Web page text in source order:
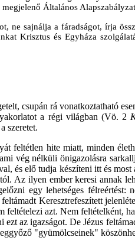
Általános
ne sajnálja a fáradságot, írja
Krisztus és Egyháza
csupán rá vonatkoztatható
a régi világban (Vö. 2
szeretet.
feltétlen hite miatt, minden
vég nélküli önigazolásra
és elő tudja készíteni itt és
Az ilyen ember keresi annak
egy lehetséges
feltámadt Keresztrefeszített
feltételezi azt. Nem feltételként,
az igazságot. De Jézus
"gyümölcseinek"